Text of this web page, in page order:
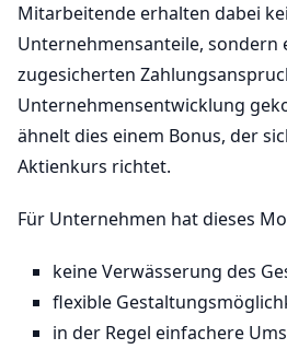
Mitarbeitende erhalten dabei
Unternehmensanteile, sondern
zugesicherten
Unternehmensentwicklung
ähnelt dies einem Bonus, der
Aktienkurs richtet.
Für Unternehmen hat dieses
keine Verwässerung des
flexible
in der Regel einfachere